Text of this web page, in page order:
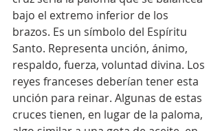
bajo el extremo inferior de los
brazos. Es un símbolo del Espíritu
Santo. Representa unción, ánimo,
respaldo, fuerza, voluntad divina. Los
reyes franceses deberían tener esta
unción para reinar. Algunas de estas
cruces tienen, en lugar de la paloma,